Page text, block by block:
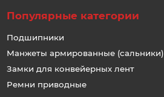
Популярные категории
Подшипники
Манжеты армированные (сальники)
Замки для конвейерных лент
Ремни приводные